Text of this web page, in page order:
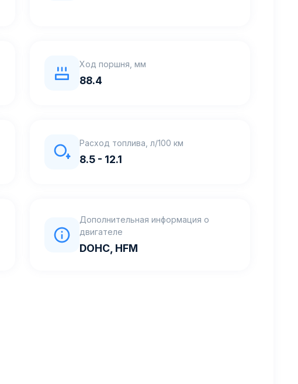
Ход поршня, мм
88.4
Расход топлива, л/100 км
8.5 - 12.1
Дополнительная информация о
двигателе
DOHC, HFM